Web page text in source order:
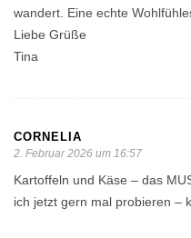
wandert. Eine echte
Liebe Grüße
Tina
CORNELIA
2. Februar 2026 um 16:57
Kartoffeln und Käse – das
ich jetzt gern mal probieren –